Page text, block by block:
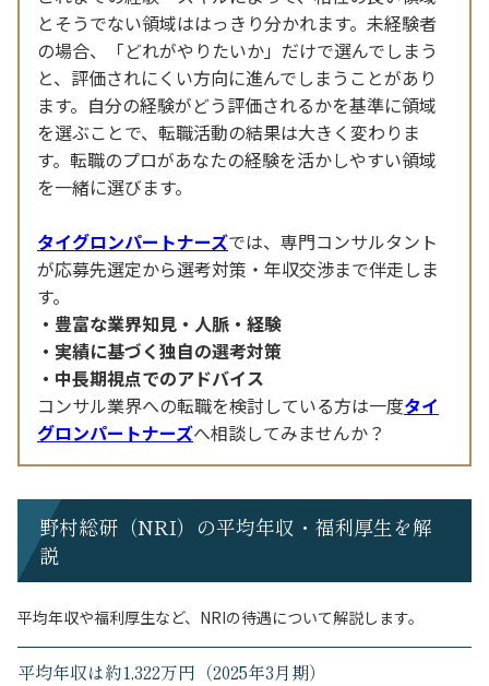
とそうでない領域ははっきり分かれます。未経験者
の場合、「どれがやりたいか」だけで選んでしまう
と、評価されにくい方向に進んでしまうことがあり
ます。自分の経験がどう評価されるかを基準に領域
を選ぶことで、転職活動の結果は大きく変わりま
す。転職のプロがあなたの経験を活かしやすい領域
を一緒に選びます。
タイグロンパートナーズでは、専門コンサルタント
が応募先選定から選考対策・年収交渉まで伴走しま
す。
豊富な業界知見・人脈・経験
実績に基づく独自の選考対策
中長期視点でのアドバイス
コンサル業界への転職を検討している方は一度タイ
グロンパートナーズへ相談してみませんか？
野村総研（NRI）の平均年収・福利厚生を解
説
平均年収や福利厚生など、NRIの待遇について解説します。
平均年収は約1,322万円（2025年3月期）